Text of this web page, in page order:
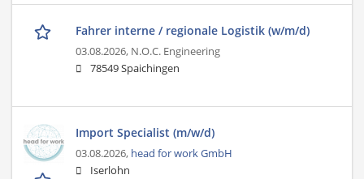
Fahrer interne / regionale Logistik (w/m/d)
03.08.2026, N.O.C. Engineering
78549 Spaichingen
Import Specialist (m/w/d)
03.08.2026, head for work GmbH
Iserlohn